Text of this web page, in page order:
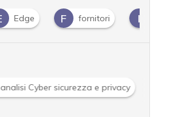
Edge F fornitori I
Cyber sicurezza e privacy